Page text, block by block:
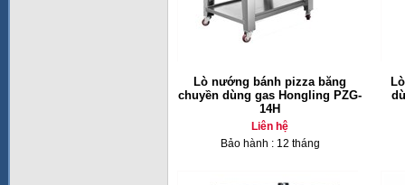
Lò nướng bánh pizza băng
chuyền dùng gas Hongling PZG-
14H
Liên hệ
Bảo hành : 12 tháng